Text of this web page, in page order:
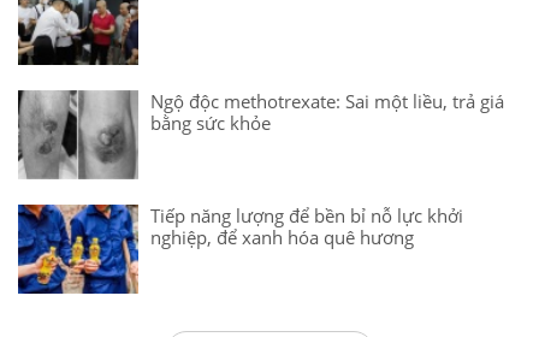
Ngộ độc methotrexate: Sai một liều, trả giá
bằng sức khỏe
Tiếp năng lượng để bền bỉ nỗ lực khởi
nghiệp, để xanh hóa quê hương